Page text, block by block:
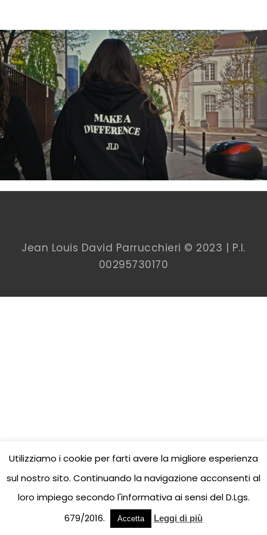
Jean Louis David Parrucchieri © 2023 | P.I.
00295730170
Utilizziamo i cookie per farti avere la migliore esperienza
sul nostro sito. Continuando la navigazione acconsenti al
loro impiego secondo l'informativa ai sensi del D.Lgs.
679/2016.
Accetta Leggi di più